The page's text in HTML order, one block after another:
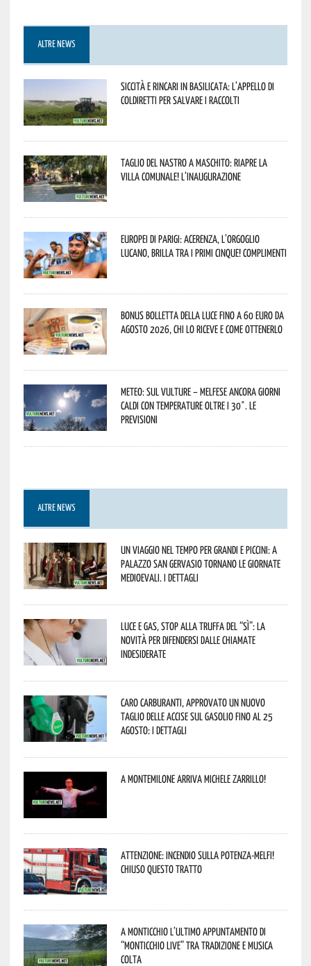
ALTRE NEWS
Siccità e rincari in Basilicata: l’appello di
Coldiretti per salvare i raccolti
Taglio del nastro a Maschito: riapre la
Villa Comunale! L’inaugurazione
Europei di Parigi: Acerenza, l’orgoglio
lucano, brilla tra i primi cinque! Complimenti
Bonus bolletta della luce fino a 60 euro da
agosto 2026, chi lo riceve e come ottenerlo
Meteo: sul Vulture – melfese ancora giorni
caldi con temperature oltre i 30°. Le
previsioni
ALTRE NEWS
Un viaggio nel tempo per grandi e piccini: a
Palazzo San Gervasio tornano le Giornate
Medioevali. I dettagli
Luce e gas, stop alla truffa del “Sì”: la
novità per difendersi dalle chiamate
indesiderate
Caro carburanti, approvato un nuovo
taglio delle accise sul gasolio fino al 25
agosto: i dettagli
A Montemilone arriva Michele Zarrillo!
Attenzione: incendio sulla Potenza-Melfi!
Chiuso questo tratto
A Monticchio l’ultimo appuntamento di
“Monticchio Live” tra tradizione e musica
colta